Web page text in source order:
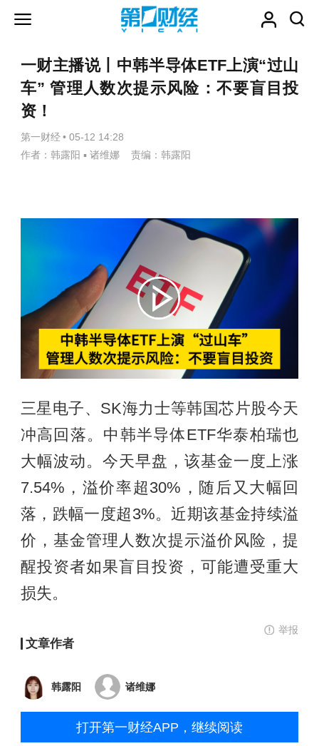
一财主播说丨中韩半导体ETF上演“过山
车” 管理人数次提示风险：不要盲目投
资！
第一财经 • 05-12 14:28
作者：韩露阳 ▪ 诸维娜 责编：韩露阳
三星电子、SK海力士等韩国芯片股今天
冲高回落。中韩半导体ETF华泰柏瑞也
大幅波动。今天早盘，该基金一度上涨
7.54%，溢价率超30%，随后又大幅回
落，跌幅一度超3%。近期该基金持续溢
价，基金管理人数次提示溢价风险，提
醒投资者如果盲目投资，可能遭受重大
损失。
举报
文章作者
韩露阳 诸维娜
打开第一财经APP，继续阅读